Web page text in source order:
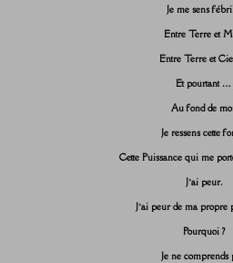
Je me sens
Entre Terre et
Entre Terre et
Et pourtant …
Au fond de
Je ressens cette
Cette Puissance qui me
J’ai peur.
J’ai peur de ma propre
Pourquoi ?
Je ne comprends